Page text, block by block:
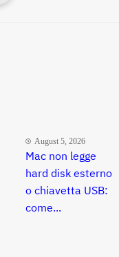
August 5, 2026
Mac non legge
hard disk esterno
o chiavetta USB:
come...